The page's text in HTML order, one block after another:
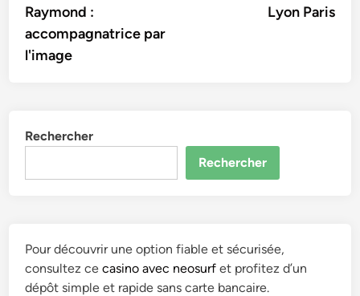
Raymond :
accompagnatrice par
l'image
Lyon Paris
Rechercher
Rechercher
Pour découvrir une option fiable et sécurisée,
consultez cecasino avec neosurf et profitez d’un
dépôt simple et rapide sans carte bancaire.